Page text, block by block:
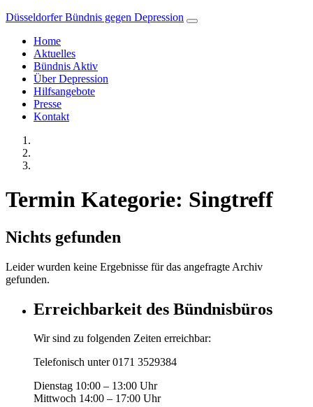
Düsseldorfer Bündnis gegen Depression
Home
Aktuelles
Bündnis Aktiv
Über Depression
Hilfsangebote
Presse
Kontakt
Termin Kategorie: Singtreff
Nichts gefunden
Leider wurden keine Ergebnisse für das angefragte Archiv
gefunden.
Erreichbarkeit des Bündnisbüros
Wir sind zu folgenden Zeiten erreichbar:
Telefonisch unter 0171 3529384
Dienstag 10:00 – 13:00 Uhr
Mittwoch 14:00 – 17:00 Uhr